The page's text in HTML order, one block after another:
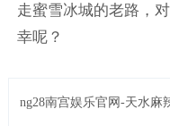
走蜜雪冰城的老路，
幸呢？
ng28南宫娱乐官网-天水麻